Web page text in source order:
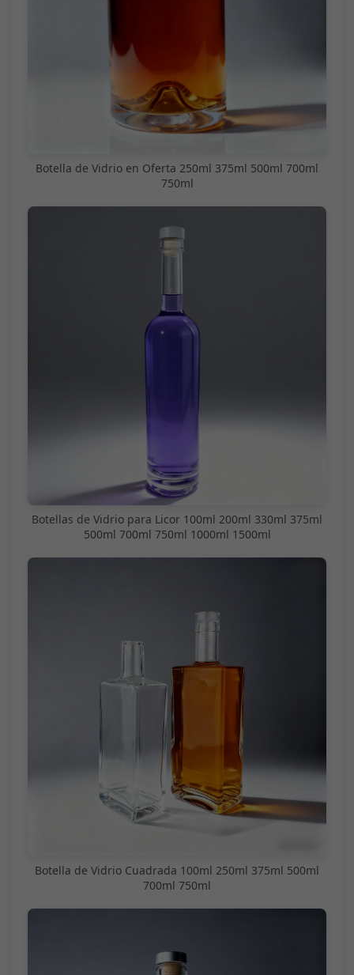
Botella de Vidrio en Oferta 250ml 375ml 500ml 700ml
750ml
Botellas de Vidrio para Licor 100ml 200ml 330ml 375ml
500ml 700ml 750ml 1000ml 1500ml
Botella de Vidrio Cuadrada 100ml 250ml 375ml 500ml
700ml 750ml